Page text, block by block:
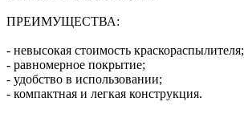
ПРЕИМУЩЕСТВА:
- невысокая стоимость краскораспылителя;
- равномерное покрытие;
- удобство в использовании;
- компактная и легкая конструкция.